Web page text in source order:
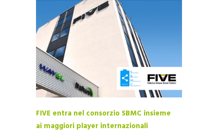
FIVE entra nel consorzio SBMC insieme
ai maggiori player internazionali